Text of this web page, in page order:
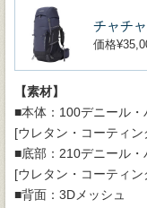
チャチ
価格
【素材】
■本体：100デニール
[ウレタン・コーティン
■底部：210デニール
[ウレタン・コーティン
■背面：3Dメッシュ